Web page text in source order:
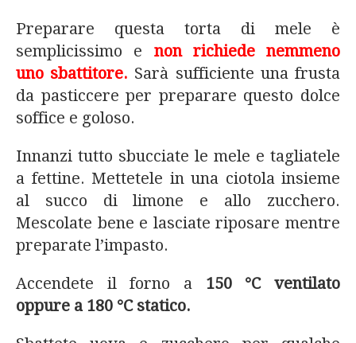
Preparare questa torta di mele è
semplicissimo e non richiede nemmeno
uno sbattitore. Sarà sufficiente una frusta
da pasticcere per preparare questo dolce
soffice e goloso.
Innanzi tutto sbucciate le mele e tagliatele
a fettine. Mettetele in una ciotola insieme
al succo di limone e allo zucchero.
Mescolate bene e lasciate riposare mentre
preparate l’impasto.
Accendete il forno a 150 °C ventilato
oppure a 180 °C statico.